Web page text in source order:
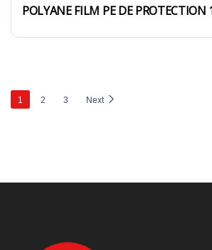
POLYANE FILM PE DE
1 2 3 Next